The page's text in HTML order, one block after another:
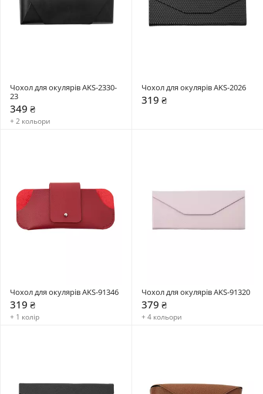
Чохол для окулярів AKS-2330-
23
349 ₴
+ 2 кольори
Чохол для окулярів AKS-2026
319 ₴
Чохол для окулярів AKS-91346
319 ₴
+ 1 колір
Чохол для окулярів AKS-91320
379 ₴
+ 4 кольори